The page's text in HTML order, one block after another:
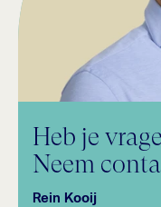
Heb je
Neem
Rein Kooij